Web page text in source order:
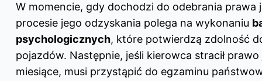
W momencie, gdy dochodzi do odebrania prawa
procesie jego odzyskania polega na wykonaniu
psychologicznych, które potwierdzą zdolność
pojazdów. Następnie, jeśli kierowca stracił
miesiące, musi przystąpić do egzaminu